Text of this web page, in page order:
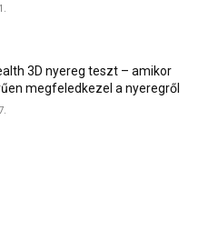
3D nyereg teszt – amikor
megfeledkezel a nyeregről